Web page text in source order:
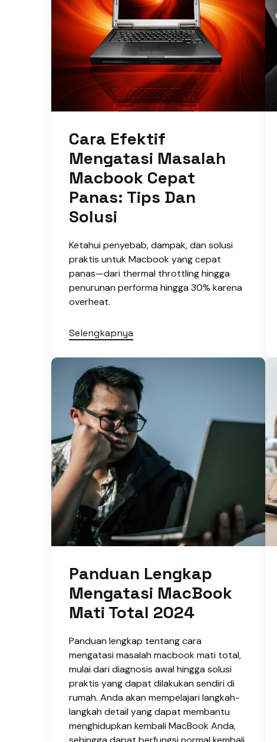
Cara Efektif
Mengatasi Masalah
Macbook Cepat
Panas: Tips Dan
Solusi
Ketahui penyebab, dampak, dan solusi
praktis untuk Macbook yang cepat
panas—dari thermal throttling hingga
penurunan performa hingga 30% karena
overheat.
Selengkapnya
Panduan Lengkap
Mengatasi MacBook
Mati Total 2024
Panduan lengkap tentang cara
mengatasi masalah macbook mati total,
mulai dari diagnosis awal hingga solusi
praktis yang dapat dilakukan sendiri di
rumah. Anda akan mempelajari langkah-
langkah detail yang dapat membantu
menghidupkan kembali MacBook Anda,